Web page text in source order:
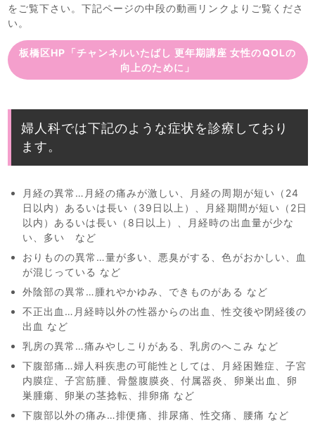
をご覧下さい。下記ページの中段の動画リンクよりご覧くださ
い。
板橋区HP「チャンネルいたばし 更年期講座 女性のQOLの
向上のために」
婦人科では下記のような症状を診療しており
ます。
月経の異常…月経の痛みが激しい、月経の周期が短い（24
日以内）あるいは長い（39日以上）、月経期間が短い（2日
以内）あるいは長い（8日以上）、月経時の出血量が少な
い、多い など
おりものの異常…量が多い、悪臭がする、色がおかしい、血
が混じっている など
外陰部の異常…腫れやかゆみ、できものがある など
不正出血…月経時以外の性器からの出血、性交後や閉経後の
出血 など
乳房の異常…痛みやしこりがある、乳房のへこみ など
下腹部痛…婦人科疾患の可能性としては、月経困難症、子宮
内膜症、子宮筋腫、骨盤腹膜炎、付属器炎、卵巣出血、卵
巣腫瘍、卵巣の茎捻転、排卵痛 など
下腹部以外の痛み…排便痛、排尿痛、性交痛、腰痛 など